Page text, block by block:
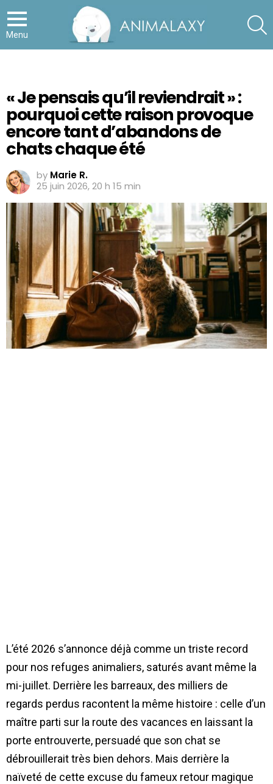
Menu
« Je pensais qu’il reviendrait » :
pourquoi cette raison provoque
encore tant d’abandons de
chats chaque été
by Marie R.
25 juin 2026, 20 h 15 min
L’été 2026 s’annonce déjà comme un triste record
pour nos refuges animaliers, saturés avant même la
mi-juillet. Derrière les barreaux, des milliers de
regards perdus racontent la même histoire : celle d’un
maître parti sur la route des vacances en laissant la
porte entrouverte, persuadé que son chat se
débrouillerait très bien dehors. Mais derrière la
naïveté de cette excuse du fameux retour magique